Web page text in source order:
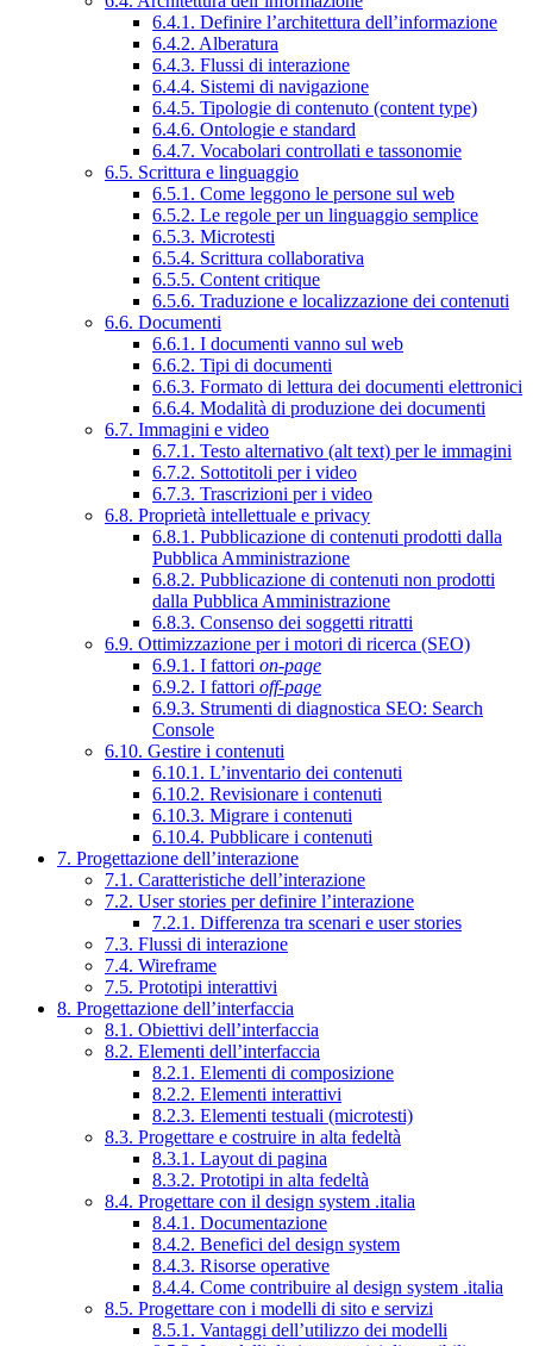
6.4.1. Definire l’architettura dell’informazione
6.4.2. Alberatura
6.4.3. Flussi di interazione
6.4.4. Sistemi di navigazione
6.4.5. Tipologie di contenuto (content type)
6.4.6. Ontologie e standard
6.4.7. Vocabolari controllati e tassonomie
6.5. Scrittura e linguaggio
6.5.1. Come leggono le persone sul web
6.5.2. Le regole per un linguaggio semplice
6.5.3. Microtesti
6.5.4. Scrittura collaborativa
6.5.5. Content critique
6.5.6. Traduzione e localizzazione dei contenuti
6.6. Documenti
6.6.1. I documenti vanno sul web
6.6.2. Tipi di documenti
6.6.3. Formato di lettura dei documenti elettronici
6.6.4. Modalità di produzione dei documenti
6.7. Immagini e video
6.7.1. Testo alternativo (alt text) per le immagini
6.7.2. Sottotitoli per i video
6.7.3. Trascrizioni per i video
6.8. Proprietà intellettuale e privacy
6.8.1. Pubblicazione di contenuti prodotti dalla
Pubblica Amministrazione
6.8.2. Pubblicazione di contenuti non prodotti
dalla Pubblica Amministrazione
6.8.3. Consenso dei soggetti ritratti
6.9. Ottimizzazione per i motori di ricerca (SEO)
6.9.1. I fattori on-page
6.9.2. I fattori off-page
6.9.3. Strumenti di diagnostica SEO: Search
Console
6.10. Gestire i contenuti
6.10.1. L’inventario dei contenuti
6.10.2. Revisionare i contenuti
6.10.3. Migrare i contenuti
6.10.4. Pubblicare i contenuti
7. Progettazione dell’interazione
7.1. Caratteristiche dell’interazione
7.2. User stories per definire l’interazione
7.2.1. Differenza tra scenari e user stories
7.3. Flussi di interazione
7.4. Wireframe
7.5. Prototipi interattivi
8. Progettazione dell’interfaccia
8.1. Obiettivi dell’interfaccia
8.2. Elementi dell’interfaccia
8.2.1. Elementi di composizione
8.2.2. Elementi interattivi
8.2.3. Elementi testuali (microtesti)
8.3. Progettare e costruire in alta fedeltà
8.3.1. Layout di pagina
8.3.2. Prototipi in alta fedeltà
8.4. Progettare con il design system .italia
8.4.1. Documentazione
8.4.2. Benefici del design system
8.4.3. Risorse operative
8.4.4. Come contribuire al design system .italia
8.5. Progettare con i modelli di sito e servizi
8.5.1. Vantaggi dell’utilizzo dei modelli